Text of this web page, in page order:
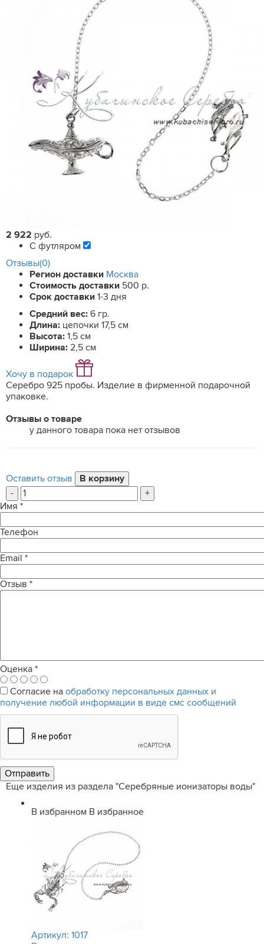
2 922 руб.
С футляром
Отзывы(0)
Регион доставки Москва
Стоимость доставки 500 р.
Срок доставки 1-3 дня
Средний вес: 6 гр.
Длина: цепочки 17,5 см
Высота: 1,5 см
Ширина: 2,5 см
Хочу в подарок
Серебро 925 пробы. Изделие в фирменной подарочной
упаковке.
Отзывы о товаре
у данного товара пока нет отзывов
Оставить отзыв
-
+
Имя *
Телефон
Email *
Отзыв *
Оценка *
Согласие на обработку персональных данных и
получение любой информации в виде смс сообщений
Еще изделия из раздела "Серебряные ионизаторы воды"
В избранном В избранное
Артикул: 1017